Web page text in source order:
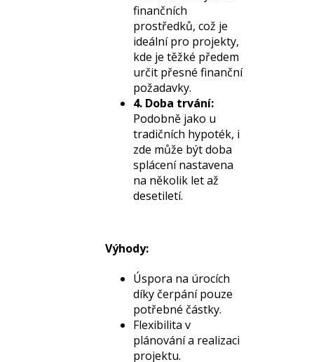
finančních
prostředků, což je
ideální pro projekty,
kde je těžké předem
určit přesné finanční
požadavky.
4. Doba trvání:
Podobně jako u
tradičních hypoték, i
zde může být doba
splácení nastavena
na několik let až
desetiletí.
Výhody:
Úspora na úrocích
díky čerpání pouze
potřebné částky.
Flexibilita v
plánování a realizaci
projektu.